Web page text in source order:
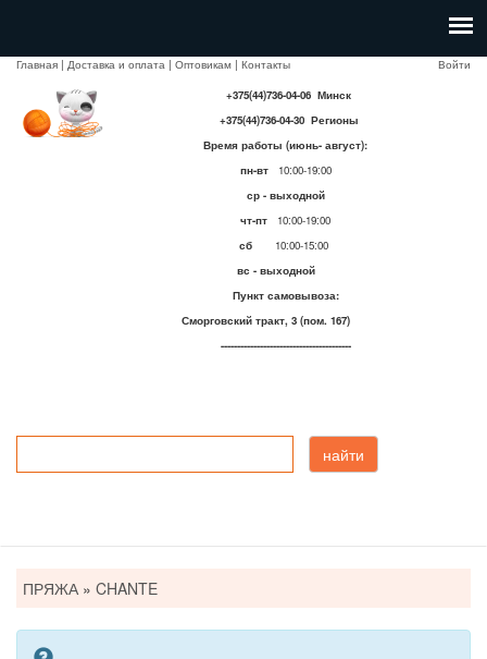
Главная | Доставка и оплата | Оптовикам | Контакты
Войти
+375(44)736-04-06 Минск
+375(44)736-04-30 Регионы
Время работы (июнь- август):
пн-вт
10:00-19:00
ср - выходной
чт-пт 10:00-19:00
сб
10:00-15:00
вс - выходной
Пункт самовывоза:
Сморговский тракт, 3 (пом. 167)
----------------------------------------
найти
здесь
ПРЯЖА » CHANTE